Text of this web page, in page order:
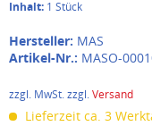
Inhalt: 1 Stück
Hersteller: MAS
Artikel-Nr.: MASO-
zzgl. MwSt. zzgl.Versand
Lieferzeit ca. 3